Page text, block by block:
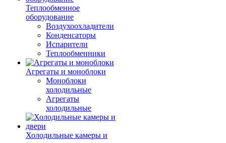
Теплообменное
оборудование
Воздухоохладители
Конденсаторы
Испарители
Теплообменники
Агрегаты и моноблоки
Моноблоки
холодильные
Агрегаты
холодильные
Холодильные камеры и